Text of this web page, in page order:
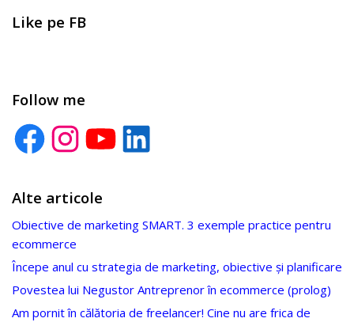
Like pe FB
Follow me
Alte articole
Obiective de marketing SMART. 3 exemple practice pentru
ecommerce
Începe anul cu strategia de marketing, obiective și planificare
Povestea lui Negustor Antreprenor în ecommerce (prolog)
Am pornit în călătoria de freelancer! Cine nu are frica de